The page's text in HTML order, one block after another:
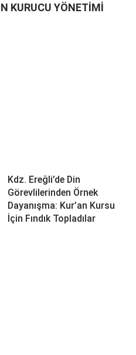
KURUCU YÖNETİMİ
Kdz. Ereğli’de Din
Görevlilerinden Örnek
Dayanışma: Kur’an Kursu
İçin Fındık Topladılar